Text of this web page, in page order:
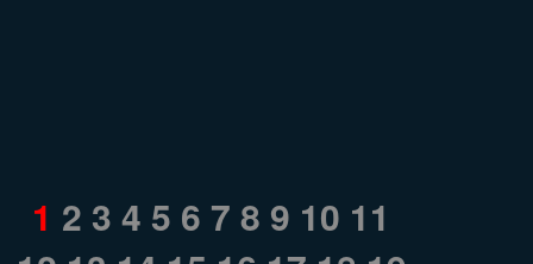
1 2 3 4 5 6 7 8 9 10 11